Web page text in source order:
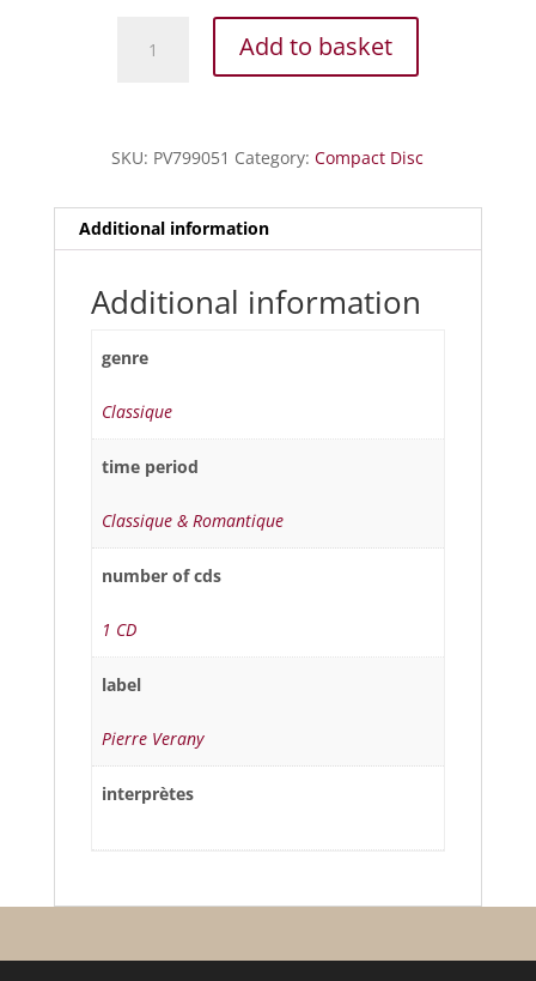
2
Op.
27
Add to basket
SKU: PV799051 Category:Compact Disc
Additional information
Additional information
genre
Classique
time period
Classique & Romantique
number of cds
1 CD
label
Pierre Verany
interprètes